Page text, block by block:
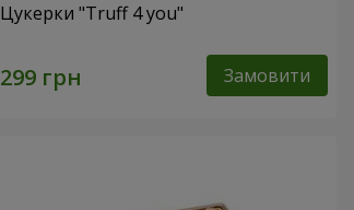
Цукерки "Truff 4 you"
Замовити